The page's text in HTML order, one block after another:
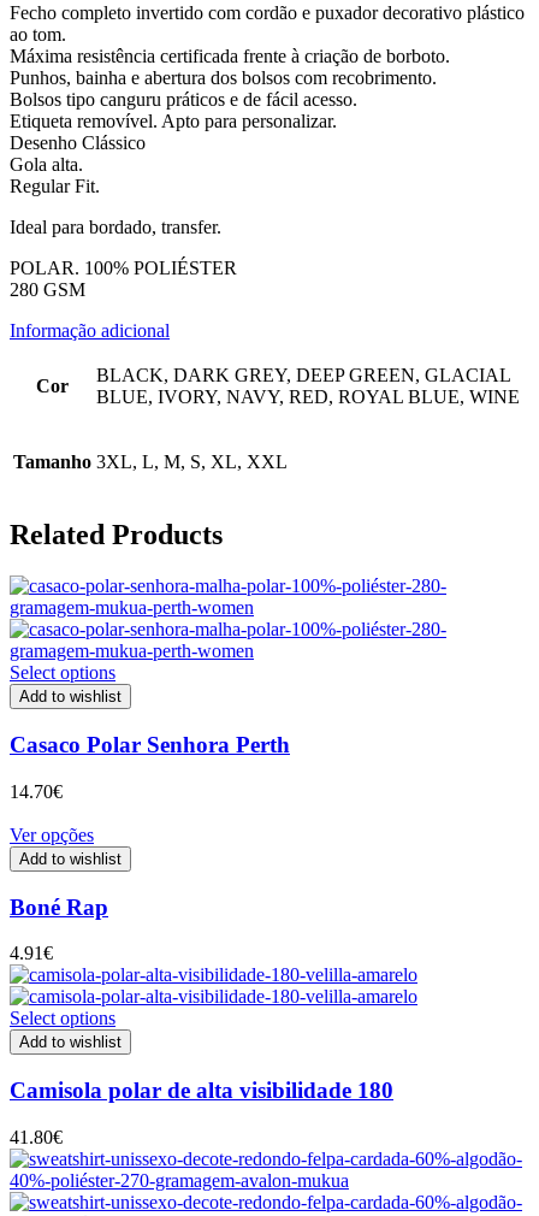
Fecho completo invertido com cordão e puxador decorativo plástico
ao tom.
Máxima resistência certificada frente à criação de borboto.
Punhos, bainha e abertura dos bolsos com recobrimento.
Bolsos tipo canguru práticos e de fácil acesso.
Etiqueta removível. Apto para personalizar.
Desenho Clássico
Gola alta.
Regular Fit.
Ideal para bordado, transfer.
POLAR. 100% POLIÉSTER
280 GSM
Informação adicional
Cor
BLACK, DARK GREY, DEEP GREEN, GLACIAL
BLUE, IVORY, NAVY, RED, ROYAL BLUE, WINE
Tamanho 3XL, L, M, S, XL, XXL
Related Products
Select options
Add to wishlist
Casaco Polar Senhora Perth
14.70€
Ver opções
Add to wishlist
Boné Rap
4.91€
Select options
Add to wishlist
Camisola polar de alta visibilidade 180
41.80€